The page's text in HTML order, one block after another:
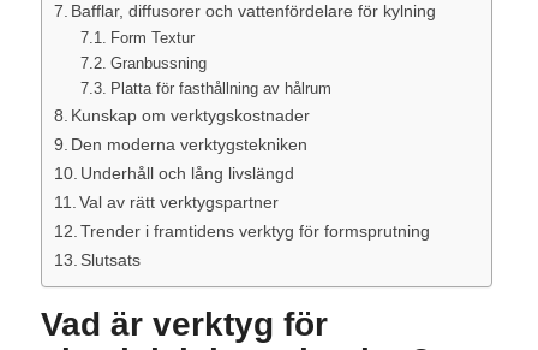
Bafflar, diffusorer och vattenfördelare för kylning
Form Textur
Granbussning
Platta för fasthållning av hålrum
Kunskap om verktygskostnader
Den moderna verktygstekniken
Underhåll och lång livslängd
Val av rätt verktygspartner
Trender i framtidens verktyg för formsprutning
Slutsats
Vad är verktyg för